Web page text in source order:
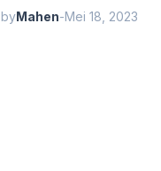
byMahen-Mei 18, 2023